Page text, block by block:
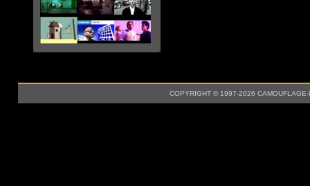
COPYRIGHT © 1997-2026 CAMOUFLAGE-